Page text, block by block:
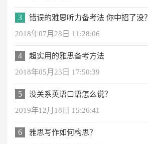
3
错误的雅思听力备考法 你中招了没？
2018年07月28日 11:28:06
4
超实用的雅思备考方法
2018年05月23日 17:50:39
5
没关系英语口语怎么说？
2019年12月18日 15:26:41
6
雅思写作如何构思？